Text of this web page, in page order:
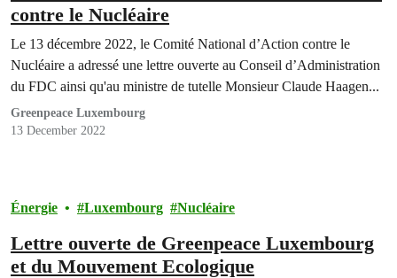
contre le Nucléaire
Le 13 décembre 2022, le Comité National d’Action contre le
Nucléaire a adressé une lettre ouverte au Conseil d’Administration
du FDC ainsi qu'au ministre de tutelle Monsieur Claude Haagen...
Greenpeace Luxembourg
13 December 2022
Énergie Luxembourg Nucléaire
Lettre ouverte de Greenpeace Luxembourg
et du Mouvement Ecologique